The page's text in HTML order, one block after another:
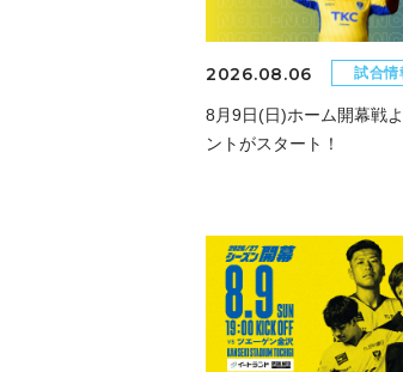
2026.08.06 試合情
8月9日(日)ホーム開幕戦
ントがスタート！